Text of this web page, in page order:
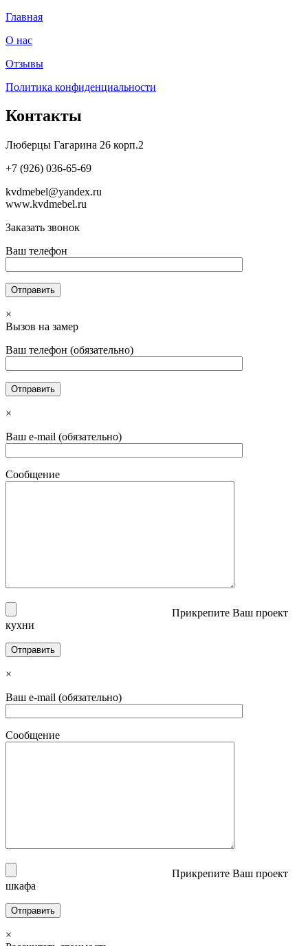
Главная
О нас
Отзывы
Политика конфиденциальности
Контакты
Люберцы Гагарина 26 корп.2
+7 (926) 036-65-69
kvdmebel@yandex.ru
www.kvdmebel.ru
Заказать звонок
Ваш телефон
×
Вызов на замер
Ваш телефон (обязательно)
×
Ваш e-mail (обязательно)
Сообщение
Прикрепите Ваш проект
кухни
×
Ваш e-mail (обязательно)
Сообщение
Прикрепите Ваш проект
шкафа
×